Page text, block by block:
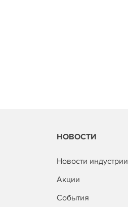
НОВОСТИ
Новости индустрии
Акции
События